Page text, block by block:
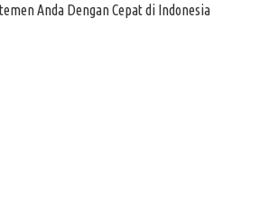
Anda Dengan Cepat di Indonesia